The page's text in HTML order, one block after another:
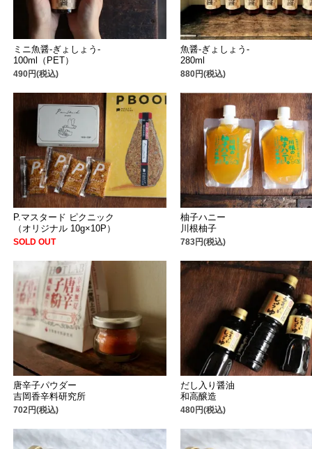
ミニ魚醤-ぎょしょう-
100ml（PET）
490円(税込)
魚醤-ぎょしょう-
280ml
880円(税込)
P.マスタード ピクニック
（オリジナル 10g×10P）
SOLD OUT
柚子ハニー
川根柚子
783円(税込)
唐辛子パウダー
吉岡香辛料研究所
702円(税込)
だし入り醤油
和高醸造
480円(税込)